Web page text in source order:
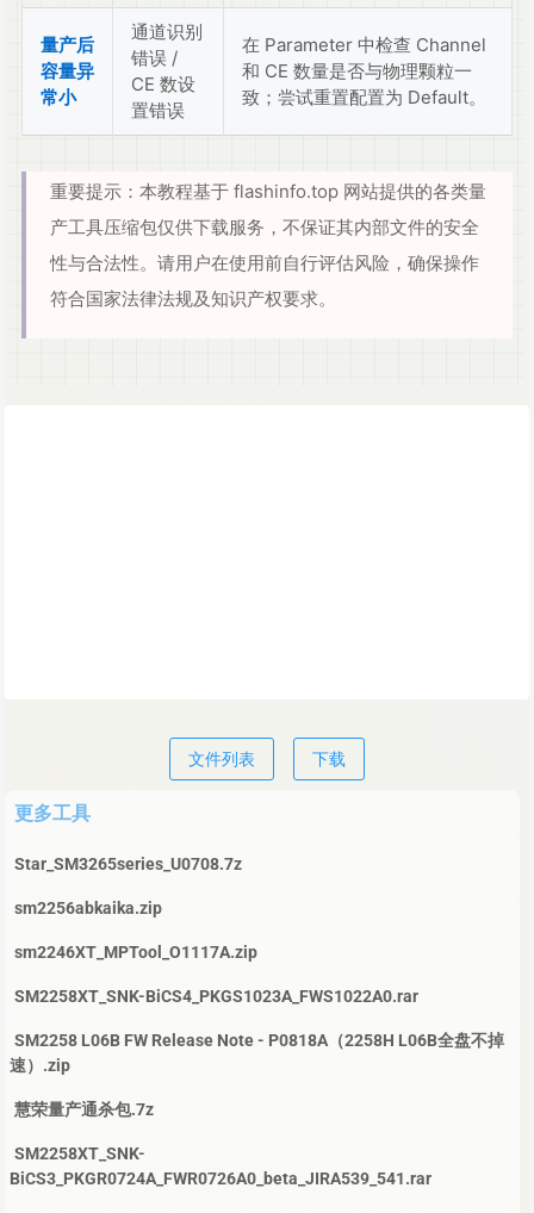
量产后
容量异
常小
通道识别
错误 /
CE 数设
置错误
在 Parameter 中检查 Channel
和 CE 数量是否与物理颗粒一
致；尝试重置配置为 Default。
重要提示：本教程基于 flashinfo.top 网站提供的各类量
产工具压缩包仅供下载服务，不保证其内部文件的安全
性与合法性。请用户在使用前自行评估风险，确保操作
符合国家法律法规及知识产权要求。
文件列表 下载
更多工具
Star_SM3265series_U0708.7z
sm2256abkaika.zip
sm2246XT_MPTool_O1117A.zip
SM2258XT_SNK-BiCS4_PKGS1023A_FWS1022A0.rar
SM2258 L06B FW Release Note - P0818A（2258H L06B全盘不掉
速）.zip
慧荣量产通杀包.7z
SM2258XT_SNK-
BiCS3_PKGR0724A_FWR0726A0_beta_JIRA539_541.rar